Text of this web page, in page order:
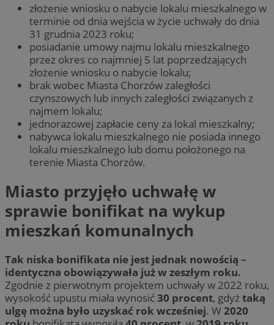
złożenie wniosku o nabycie lokalu mieszkalnego w
terminie od dnia wejścia w życie uchwały do dnia
31 grudnia 2023 roku;
posiadanie umowy najmu lokalu mieszkalnego
przez okres co najmniej 5 lat poprzedzających
złożenie wniosku o nabycie lokalu;
brak wobec Miasta Chorzów zaległości
czynszowych lub innych zaległości związanych z
najmem lokalu;
jednorazowej zapłacie ceny za lokal mieszkalny;
nabywca lokalu mieszkalnego nie posiada innego
lokalu mieszkalnego lub domu położonego na
terenie Miasta Chorzów.
Miasto przyjęło uchwałę w
sprawie bonifikat na wykup
mieszkań komunalnych
Tak niska bonifikata nie jest jednak nowością –
identyczna obowiązywała już w zeszłym roku.
Zgodnie z pierwotnym projektem uchwały w 2022 roku,
wysokość upustu miała wynosić30 procent, gdyżtaką
ulgę można było uzyskać rok wcześniej. W2020